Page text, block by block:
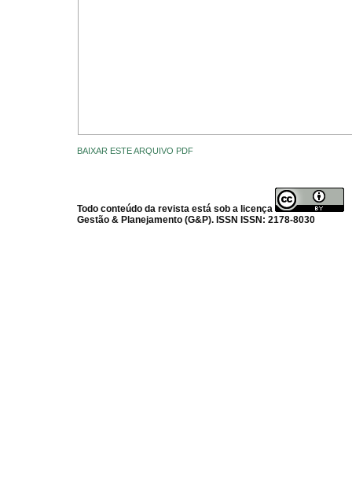
BAIXAR ESTE ARQUIVO PDF
Todo conteúdo da revista está sob a licença
Gestão & Planejamento (G&P). ISSN ISSN: 2178-8030